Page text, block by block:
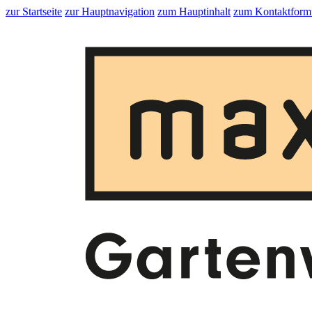
zur Startseite zur Hauptnavigation zum Hauptinhalt zum